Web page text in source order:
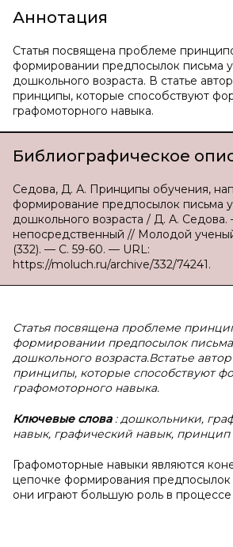
Аннотация
Статья посвящена проблеме
формировании предпосылок письма
дошкольного возраста. В статье
принципы, которые способствуют
графомоторного навыка.
Библиографическое
Седова, Д. А. Принципы обучения,
формирование предпосылок письма
дошкольного возраста / Д. А. Седова.
непосредственный // Молодой
(332). — С. 59-60. — URL:
https://moluch.ru/archive/332/74241.
Статья посвящена проблеме
формировании предпосылок
дошкольного возраста.Встатье
принципы, которые способствуют
графомоторного навыка.
Ключевые слова : дошкольники,
навык, графический навык, принцип
Графомоторные навыки являются
цепочке формирования предпосылок
они играют большую роль в процессе